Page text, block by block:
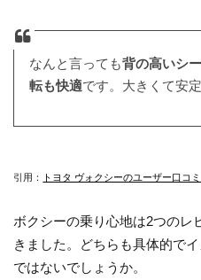
なんと言っても背の高いシ
転も快適です。大きくて安
引用： トヨタ ヴォクシーのユーザー口コ
ボクシーの乗り心地は2つのレ
きました。どちらも具体的で
ではないでしょうか。